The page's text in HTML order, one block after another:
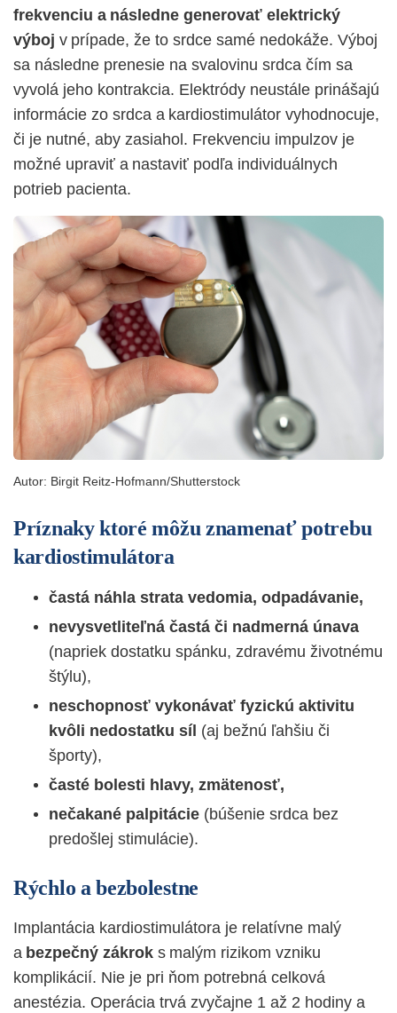
frekvenciu a následne generovať elektrický
výboj v prípade, že to srdce samé nedokáže. Výboj
sa následne prenesie na svalovinu srdca čím sa
vyvolá jeho kontrakcia. Elektródy neustále prinášajú
informácie zo srdca a kardiostimulátor vyhodnocuje,
či je nutné, aby zasiahol. Frekvenciu impulzov je
možné upraviť a nastaviť podľa individuálnych
potrieb pacienta.
Autor: Birgit Reitz-Hofmann/Shutterstock
Príznaky ktoré môžu znamenať potrebu
kardiostimulátora
častá náhla strata vedomia, odpadávanie,
nevysvetliteľná častá či nadmerná únava
(napriek dostatku spánku, zdravému životnému
štýlu),
neschopnosť vykonávať fyzickú aktivitu
kvôli nedostatku síl (aj bežnú ľahšiu či
športy),
časté bolesti hlavy, zmätenosť,
nečakané palpitácie (búšenie srdca bez
predošlej stimulácie).
Rýchlo a bezbolestne
Implantácia kardiostimulátora je relatívne malý
a bezpečný zákrok s malým rizikom vzniku
komplikácií. Nie je pri ňom potrebná celková
anestézia. Operácia trvá zvyčajne 1 až 2 hodiny a